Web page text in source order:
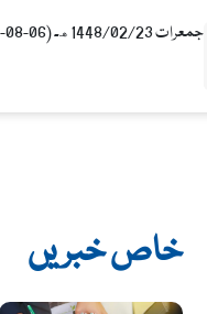
جمعرات 1448/02/23هـ (06-08-2026م)
خاص خبریں